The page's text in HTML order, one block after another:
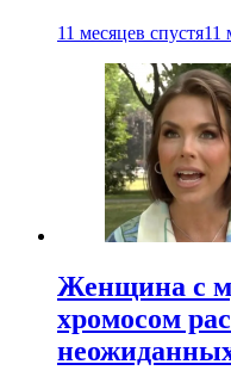
11 месяцев спустя11
Женщина с
хромосом